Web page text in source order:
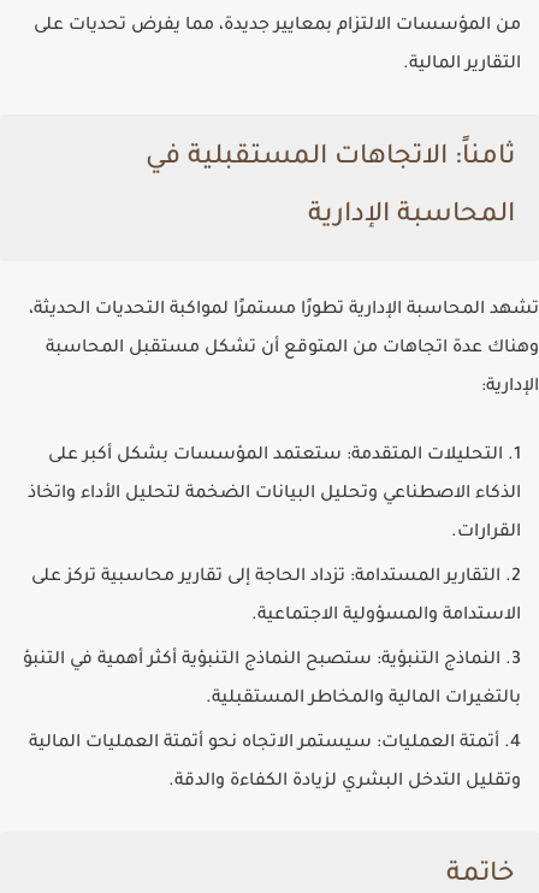
من المؤسسات الالتزام بمعايير جديدة، مما يفرض تحديات على
التقارير المالية.
ثامناً: الاتجاهات المستقبلية في
المحاسبة الإدارية
تشهد المحاسبة الإدارية تطورًا مستمرًا لمواكبة التحديات الحديثة،
وهناك عدة اتجاهات من المتوقع أن تشكل مستقبل المحاسبة
الإدارية:
التحليلات المتقدمة: ستعتمد المؤسسات بشكل أكبر على
الذكاء الاصطناعي وتحليل البيانات الضخمة لتحليل الأداء واتخاذ
القرارات.
التقارير المستدامة: تزداد الحاجة إلى تقارير محاسبية تركز على
الاستدامة والمسؤولية الاجتماعية.
النماذج التنبؤية: ستصبح النماذج التنبؤية أكثر أهمية في التنبؤ
بالتغيرات المالية والمخاطر المستقبلية.
أتمتة العمليات: سيستمر الاتجاه نحو أتمتة العمليات المالية
وتقليل التدخل البشري لزيادة الكفاءة والدقة.
خاتمة